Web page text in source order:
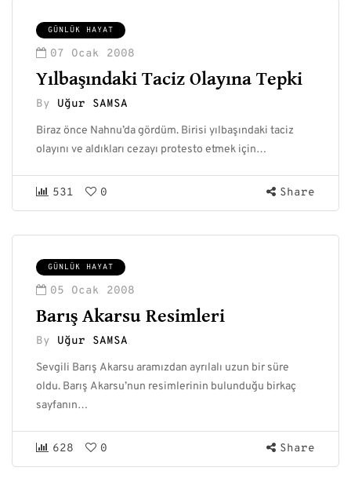
GÜNLÜK HAYAT
07 Ocak 2008
Yılbaşındaki Taciz Olayına Tepki
By Uğur SAMSA
Biraz önce Nahnu’da gördüm. Birisi yılbaşındaki taciz
olayını ve aldıkları cezayı protesto etmek için…
531 0 Share
GÜNLÜK HAYAT
05 Ocak 2008
Barış Akarsu Resimleri
By Uğur SAMSA
Sevgili Barış Akarsu aramızdan ayrılalı uzun bir süre
oldu. Barış Akarsu’nun resimlerinin bulunduğu birkaç
sayfanın…
628 0 Share